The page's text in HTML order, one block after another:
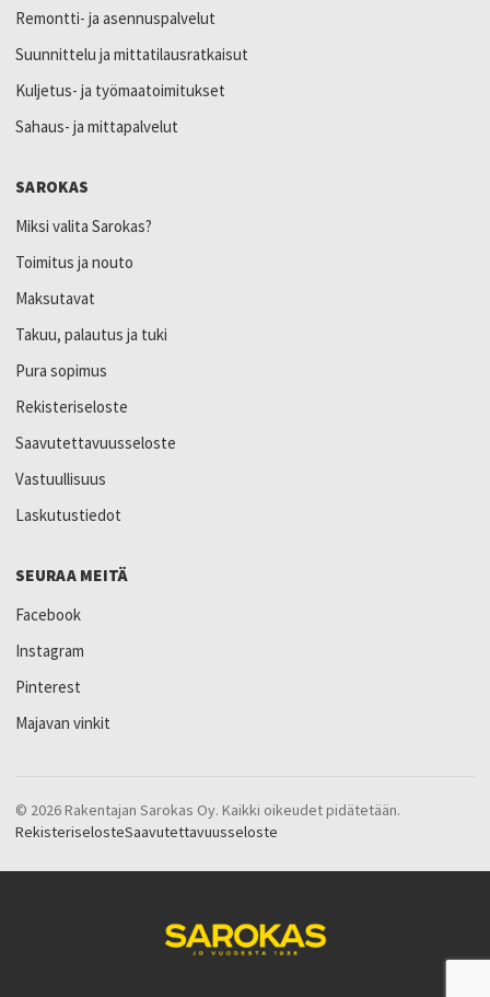
Remontti- ja asennuspalvelut
Suunnittelu ja mittatilausratkaisut
Kuljetus- ja työmaatoimitukset
Sahaus- ja mittapalvelut
SAROKAS
Miksi valita Sarokas?
Toimitus ja nouto
Maksutavat
Takuu, palautus ja tuki
Pura sopimus
Rekisteriseloste
Saavutettavuusseloste
Vastuullisuus
Laskutustiedot
SEURAA MEITÄ
Facebook
Instagram
Pinterest
Majavan vinkit
© 2026 Rakentajan Sarokas Oy. Kaikki oikeudet pidätetään.
RekisteriselosteSaavutettavuusseloste